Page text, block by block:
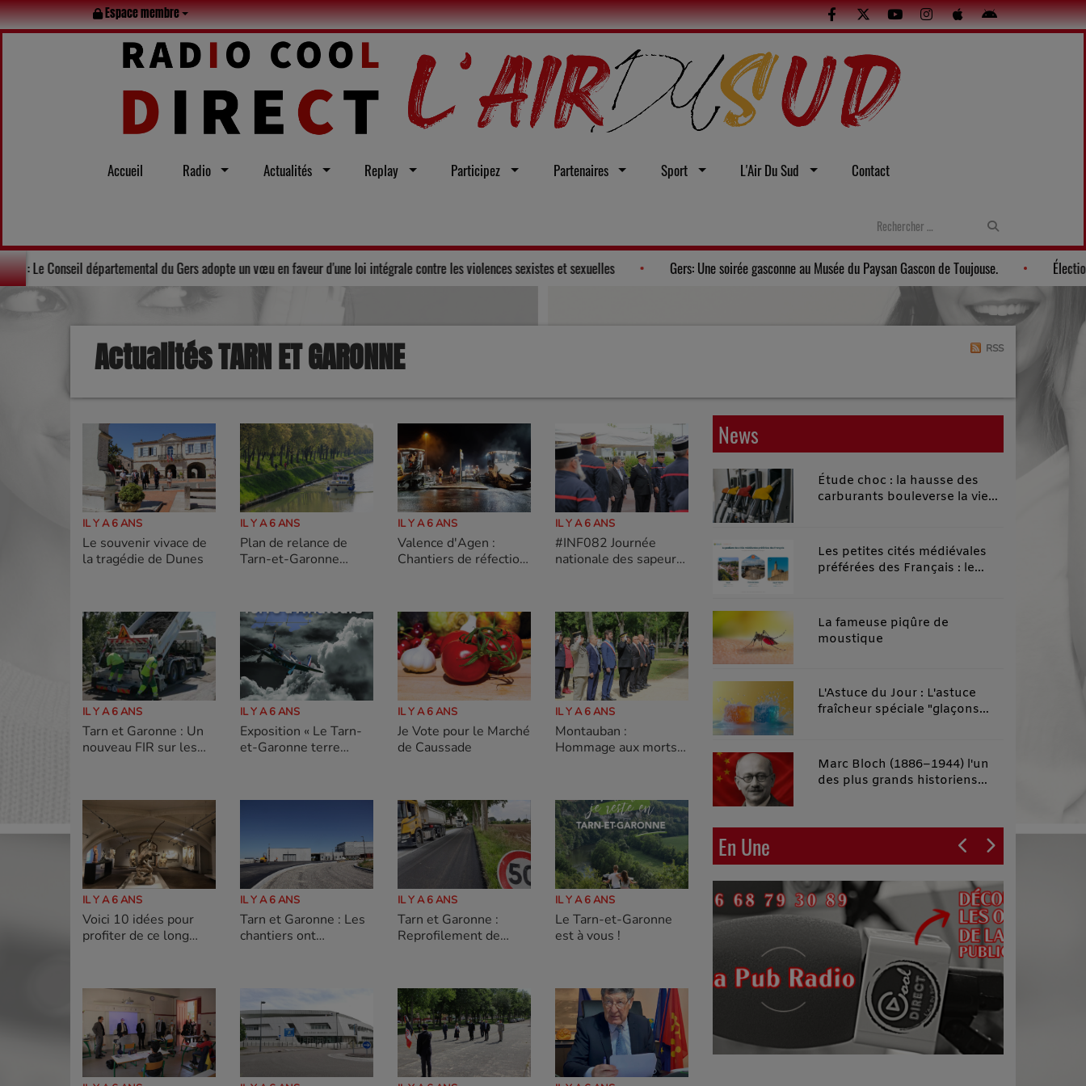
Espace membre
Accueil Radio Actualités Replay Participez Partenaires Sport L'Air Du Sud Contact
tout l’été Solidarité : Le Conseil départemental du Gers adopte un vœu en faveur d'une loi intégrale contre les violences sexistes et sexuelles Gers: Une soirée gasconne au Musée du Paysan
Actualités TARN ET GARONNE RSS
IL Y A 6 ANS
Le souvenir vivace de
la tragédie de Dunes
IL Y A 6 ANS
Plan de relance de
Tarn-et-Garonne
IL Y A 6 ANS
Valence d'Agen :
Chantiers de réfection
IL Y A 6 ANS
#INF082 Journée
nationale des sapeurs-
et-Garonne
IL Y A 6 ANS
Tarn et Garonne : Un
nouveau FIR sur les
IL Y A 6 ANS
Exposition « Le Tarn-
et-Garonne terre
IL Y A 6 ANS
Je Vote pour le Marché
de Caussade
IL Y A 6 ANS
Montauban :
Hommage aux morts
IL Y A 6 ANS
Voici 10 idées pour
profiter de ce long
IL Y A 6 ANS
Tarn et Garonne : Les
chantiers ont
IL Y A 6 ANS
Tarn et Garonne :
Reprofilement de
IL Y A 6 ANS
Le Tarn-et-Garonne
est à vous !
News
Étude choc : la hausse des
carburants bouleverse la vie
Les petites cités médiévales
préférées des Français : le
La fameuse piqûre de
moustique
L'Astuce du Jour : L'astuce
fraîcheur spéciale "glaçons
Marc Bloch (1886–1944) l'un
des plus grands historiens
En Une